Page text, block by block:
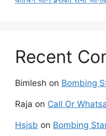
Recent
Bimlesh on Bombing
Raja on Call Or
Hsjsb on Bombing